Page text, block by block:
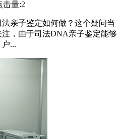
击量:2
亲子鉴定如何做？这个疑问当
，由于司法DNA亲子鉴定能够
...